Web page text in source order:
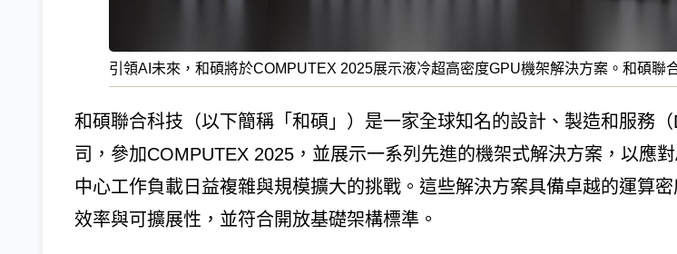
引領AI未來，和碩將於COMPUTEX 2025展示液冷超高密度GPU機架解決方案。和碩聯
和碩聯合科技（以下簡稱「和碩」）是一家全球知名的設計、製造和服務
司，參加COMPUTEX 2025，並展示一系列先進的機架式解決方案，以應
中心工作負載日益複雜與規模擴大的挑戰。這些解決方案具備卓越的運算
效率與可擴展性，並符合開放基礎架構標準。